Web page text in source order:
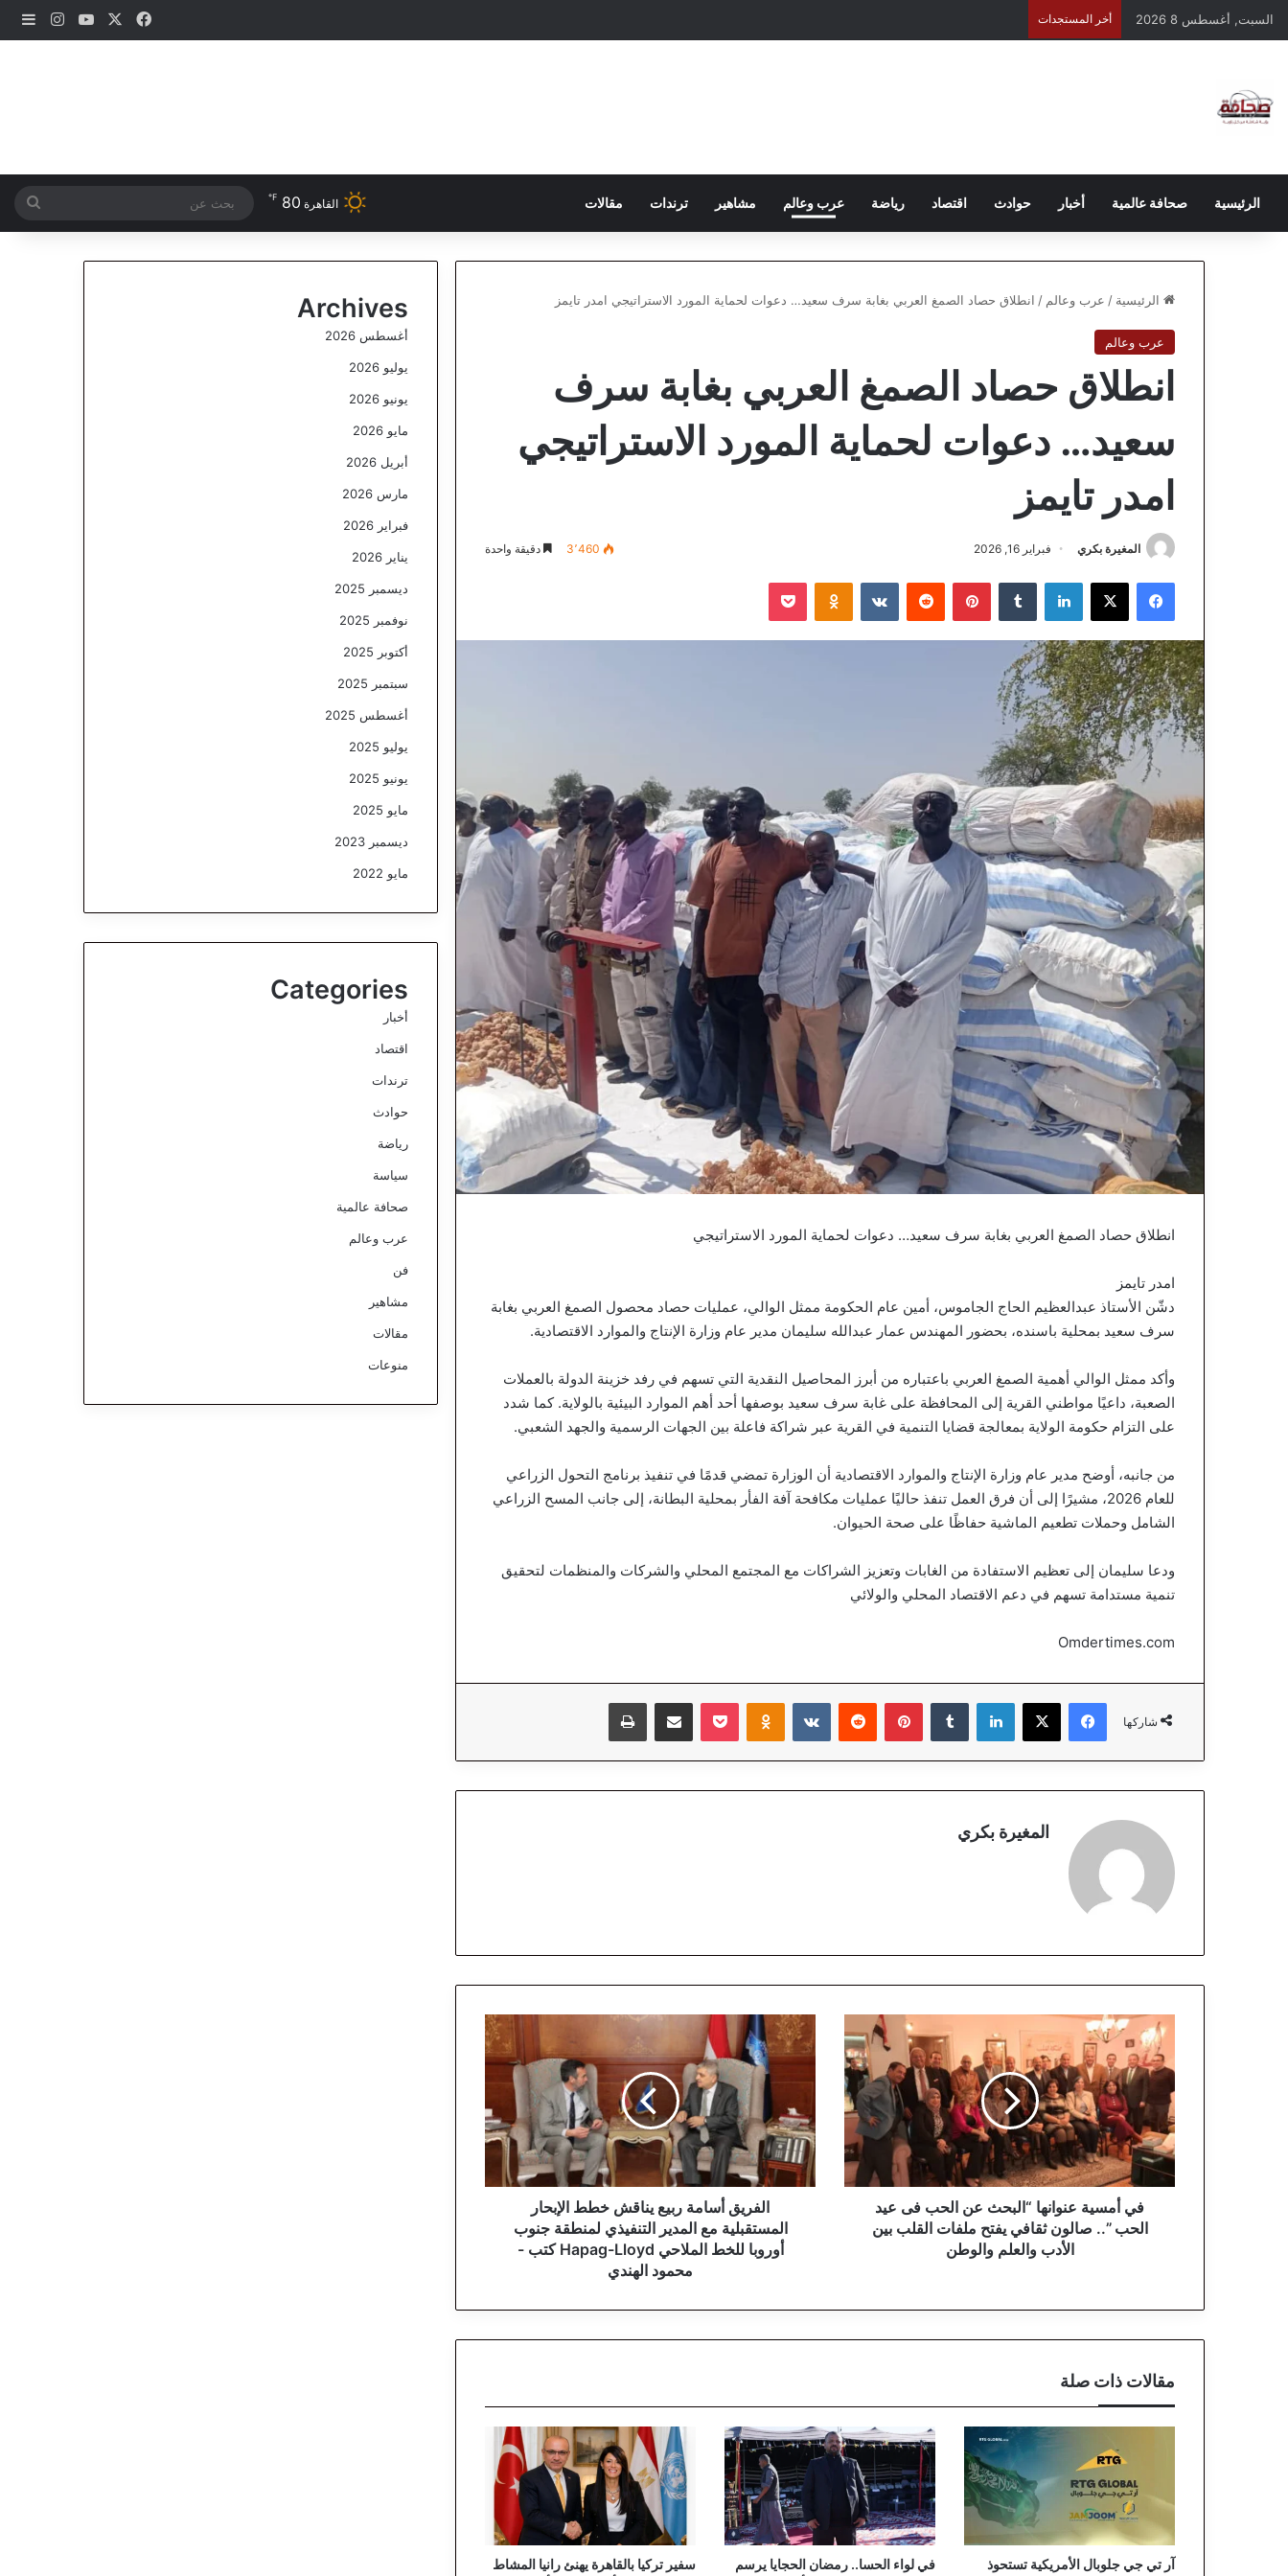
السبت, أغسطس 8 2026 أخر المستجدات فيسبوك ‫YouTube
الرئيسية صحافة عالمية أخبار حوادث اقتصاد رياضة عرب وعالم مشاهير ترندات مقالات القاهرة 80
℉
عن
الرئيسية / عرب وعالم / انطلاق حصاد الصمغ العربي بغابة سرف سعيد… دعوات لحماية المورد الاستراتيجي امدر تايمز
عرب وعالم
انطلاق حصاد الصمغ العربي بغابة سرف
سعيد… دعوات لحماية المورد الاستراتيجي
امدر تايمز
المغيرة بكري فبراير 16, 2026 3٬460 دقيقة واحدة
فيسبوك لينكدإن بينتيريست
انطلاق حصاد الصمغ العربي بغابة سرف سعيد… دعوات لحماية المورد الاستراتيجي
امدر تايمز
دشّن الأستاذ عبدالعظيم الحاج الجاموس، أمين عام الحكومة ممثل الوالي، عمليات حصاد محصول الصمغ العربي بغابة
سرف سعيد بمحلية باسنده، بحضور المهندس عمار عبدالله سليمان مدير عام وزارة الإنتاج والموارد الاقتصادية.
وأكد ممثل الوالي أهمية الصمغ العربي باعتباره من أبرز المحاصيل النقدية التي تسهم في رفد خزينة الدولة بالعملات
الصعبة، داعيًا مواطني القرية إلى المحافظة على غابة سرف سعيد بوصفها أحد أهم الموارد البيئية بالولاية. كما شدد
على التزام حكومة الولاية بمعالجة قضايا التنمية في القرية عبر شراكة فاعلة بين الجهات الرسمية والجهد الشعبي.
من جانبه، أوضح مدير عام وزارة الإنتاج والموارد الاقتصادية أن الوزارة تمضي قدمًا في تنفيذ برنامج التحول الزراعي
للعام 2026، مشيرًا إلى أن فرق العمل تنفذ حاليًا عمليات مكافحة آفة الفأر بمحلية البطانة، إلى جانب المسح الزراعي
الشامل وحملات تطعيم الماشية حفاظًا على صحة الحيوان.
ودعا سليمان إلى تعظيم الاستفادة من الغابات وتعزيز الشراكات مع المجتمع المحلي والشركات والمنظمات لتحقيق
تنمية مستدامة تسهم في دعم الاقتصاد المحلي والولائي
Omdertimes.com
شاركها
فيسبوك لينكدإن بينتيريست
المغيرة بكري
س
ي
ة
ع
ن
“
ح
ث
ع
ح
ب
ف
ى
في أمسية عنوانها “البحث عن الحب فى عيد
الحب ”.. صالون ثقافي يفتح ملفات القلب بين
الأدب والعلم والوطن
ل
ر
ق
أ
س
ا
ع
ش
خ
ط
ط
إ
ب
ح
الفريق أسامة ربيع يناقش خطط الإبحار
المستقبلية مع المدير التنفيذي لمنطقة جنوب
أوروبا للخط الملاحي Hapag-Lloyd كتب -
محمود الهندي
مقالات ذات صلة
آر تي جي جلوبال الأمريكية تستحوذ
في لواء الحسا.. رمضان الحجايا يرسم
سفير تركيا بالقاهرة يهنئ رانيا المشاط
Archives
أغسطس 2026
يوليو 2026
يونيو 2026
مايو 2026
أبريل 2026
مارس 2026
فبراير 2026
يناير 2026
ديسمبر 2025
نوفمبر 2025
أكتوبر 2025
سبتمبر 2025
أغسطس 2025
يوليو 2025
يونيو 2025
مايو 2025
ديسمبر 2023
مايو 2022
Categories
أخبار
اقتصاد
ترندات
حوادث
رياضة
سياسة
صحافة عالمية
عرب وعالم
فن
مشاهير
مقالات
منوعات